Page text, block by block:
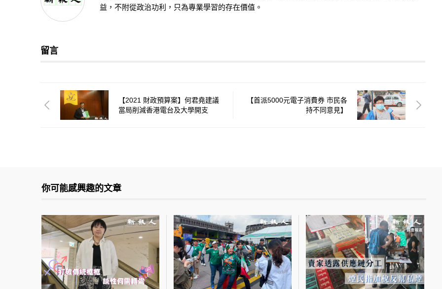
益，不附從政治功利，只為專業學習的存在價值。
留言
【2021 財政預算案】何君堯建議
當局削減香港電台及大學開支
【首派5000元電子消費券 市民各
持不同意見】
你可能感興趣的文章